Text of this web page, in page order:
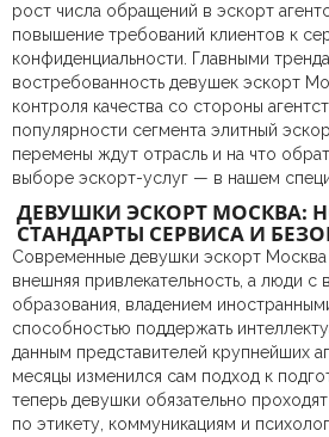
рост числа обращений в эскорт
повышение требований клиентов к
конфиденциальности. Главными
востребованность девушек эскорт
контроля качества со стороны
популярности сегмента элитный
перемены ждут отрасль и на что
выборе эскорт-услуг — в нашем
ДЕВУШКИ ЭСКОРТ МОСКВА:
СТАНДАРТЫ СЕРВИСА И
Современные девушки эскорт
внешняя привлекательность, а люди
образования, владением
способностью поддержать
данным представителей крупнейших
месяцы изменился сам подход к
теперь девушки обязательно
по этикету, коммуникациям и